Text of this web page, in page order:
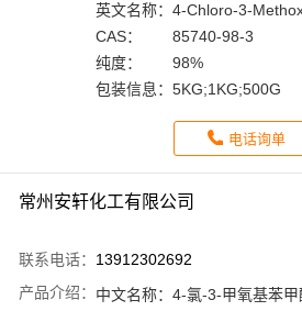
英文名称： 4-Chloro-3-
CAS：
85740-98-3
纯度：
98%
包装信息： 5KG;1KG;500G
电话询单
常州安轩化工有限公司
联系电话： 13912302692
产品介绍： 中文名称： 4-氯-3-甲氧基苯甲